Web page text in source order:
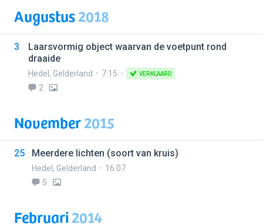
Augustus2018
3
Laarsvormig object waarvan de voetpunt rond
draaide
Hedel , Gelderland 7:15 VERKLAARD
2
November2015
25 Meerdere lichten (soort van kruis)
Hedel , Gelderland
16:07
5
Februari2014